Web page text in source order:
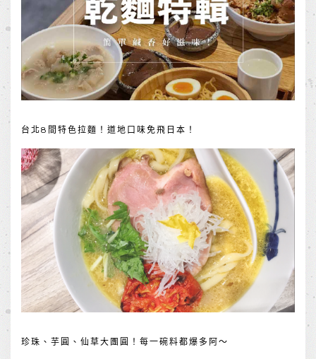
台北8間特色拉麵！道地口味免飛日本！
珍珠、芋圓、仙草大團圓！每一碗料都爆多阿～